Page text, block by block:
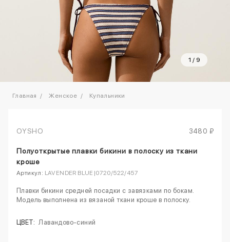
1 / 9
Главная Женское Купальники
OYSHO 3480 ₽
Полуоткрытые плавки бикини в полоску из ткани
кроше
Артикул: LAVENDER BLUE|0720/522/457
Плавки бикини средней посадки с завязками по бокам.
Модель выполнена из вязаной ткани кроше в полоску.
ЦВЕТ: Лавандово-синий